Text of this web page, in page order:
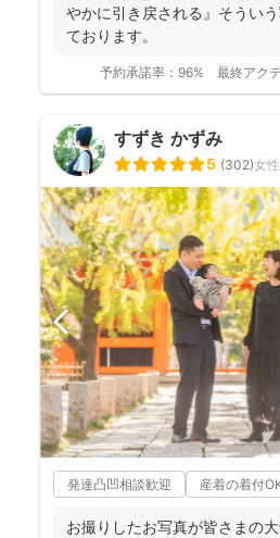
やかに引き戻される』そうい
ております。
予約承諾率： 96% 最終アク
すずき かずみ
5 (302)女性
発達凸凹相談歓迎 産着の着付
お撮りしたお写真が皆さまの